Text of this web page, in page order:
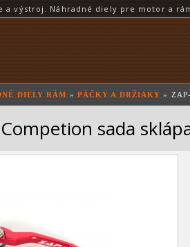
a výstroj. Náhradné diely pre motor a
DIELY RÁM » PÁČKY A DRŽIAKY »
sada